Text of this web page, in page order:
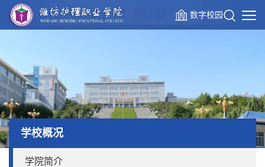
数字校园
学校概况
学院简介